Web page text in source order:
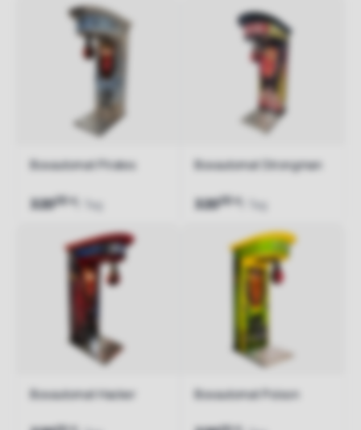
Jetzt anfragen Jetzt anfragen
Boxautomat Pirates
32000 / Tag
Jetzt anfragen
Boxautomat Strongman
32000 / Tag
Jetzt anfragen
Boxautomat Hacker Boxautomat Poison